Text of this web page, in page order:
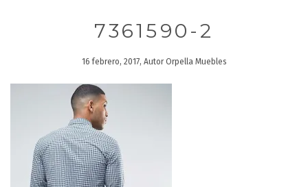
7361590-2
16 febrero, 2017, Autor Orpella Muebles